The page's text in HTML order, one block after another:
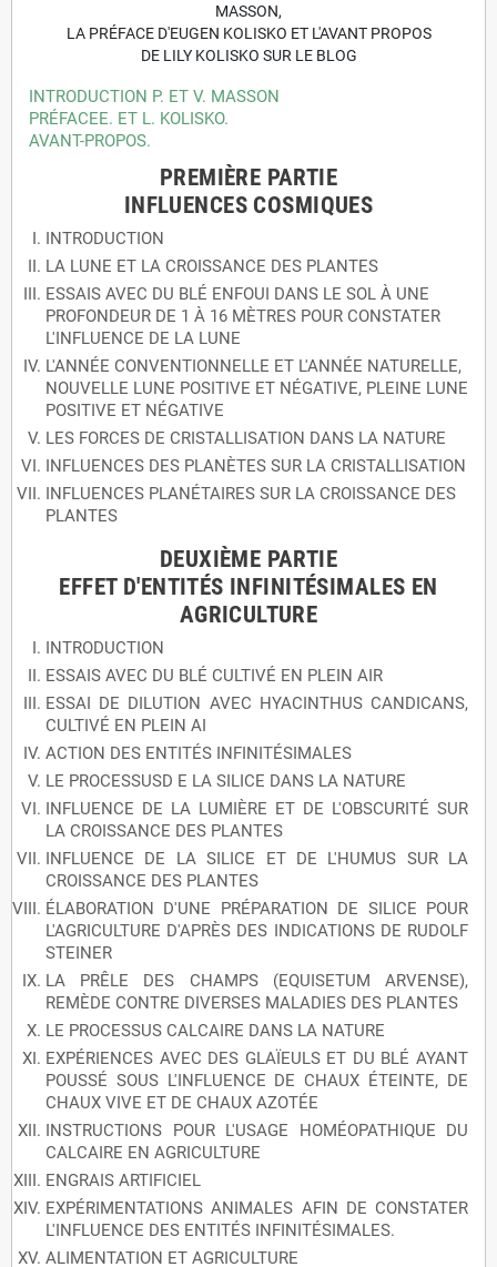
MASSON,
LA PRÉFACE D'EUGEN KOLISKO ET L'AVANT PROPOS
DE LILY KOLISKO SUR LE BLOG
INTRODUCTION P. ET V. MASSON
PRÉFACEE. ET L. KOLISKO.
AVANT-PROPOS.
PREMIÈRE PARTIE
INFLUENCES COSMIQUES
INTRODUCTION
LA LUNE ET LA CROISSANCE DES PLANTES
ESSAIS AVEC DU BLÉ ENFOUI DANS LE SOL À UNE
PROFONDEUR DE 1 À 16 MÈTRES POUR CONSTATER
L'INFLUENCE DE LA LUNE
L'ANNÉE CONVENTIONNELLE ET L'ANNÉE NATURELLE,
NOUVELLE LUNE POSITIVE ET NÉGATIVE, PLEINE LUNE
POSITIVE ET NÉGATIVE
LES FORCES DE CRISTALLISATION DANS LA NATURE
INFLUENCES DES PLANÈTES SUR LA CRISTALLISATION
INFLUENCES PLANÉTAIRES SUR LA CROISSANCE DES
PLANTES
DEUXIÈME PARTIE
EFFET D'ENTITÉS INFINITÉSIMALES EN
AGRICULTURE
INTRODUCTION
ESSAIS AVEC DU BLÉ CULTIVÉ EN PLEIN AIR
ESSAI DE DILUTION AVEC HYACINTHUS CANDICANS,
CULTIVÉ EN PLEIN AI
ACTION DES ENTITÉS INFINITÉSIMALES
LE PROCESSUSD E LA SILICE DANS LA NATURE
INFLUENCE DE LA LUMIÈRE ET DE L'OBSCURITÉ SUR
LA CROISSANCE DES PLANTES
INFLUENCE DE LA SILICE ET DE L'HUMUS SUR LA
CROISSANCE DES PLANTES
ÉLABORATION D'UNE PRÉPARATION DE SILICE POUR
L'AGRICULTURE D'APRÈS DES INDICATIONS DE RUDOLF
STEINER
LA PRÊLE DES CHAMPS (EQUISETUM ARVENSE),
REMÈDE CONTRE DIVERSES MALADIES DES PLANTES
LE PROCESSUS CALCAIRE DANS LA NATURE
EXPÉRIENCES AVEC DES GLAÏEULS ET DU BLÉ AYANT
POUSSÉ SOUS L'INFLUENCE DE CHAUX ÉTEINTE, DE
CHAUX VIVE ET DE CHAUX AZOTÉE
INSTRUCTIONS POUR L'USAGE HOMÉOPATHIQUE DU
CALCAIRE EN AGRICULTURE
ENGRAIS ARTIFICIEL
EXPÉRIMENTATIONS ANIMALES AFIN DE CONSTATER
L'INFLUENCE DES ENTITÉS INFINITÉSIMALES.
ALIMENTATION ET AGRICULTURE